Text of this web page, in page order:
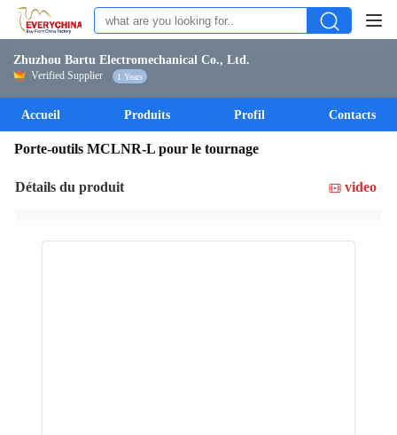
Zhuzhou Bartu Electromechanical Co., Ltd.
Verified Supplier 1 Years
Accueil Produits Profil Contacts
Porte-outils MCLNR-L pour le tournage
Détails du produit video